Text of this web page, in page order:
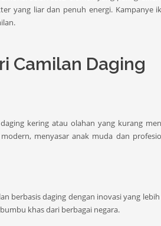
yang liar dan penuh energi. Kampanye
Camilan Daging
kering atau olahan yang kurang
menyasar anak muda dan
berbasis daging dengan inovasi yang
khas dari berbagai negara.